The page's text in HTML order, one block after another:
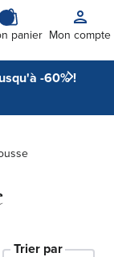
panier Mon compte
-60% !
Trier par